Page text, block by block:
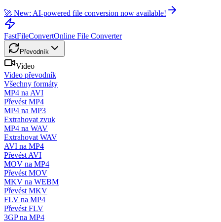
🚀 New: AI-powered file conversion now available!
FastFileConvertOnline File Converter
Převodník
Video
Video převodník
Všechny formáty
MP4 na AVI
Převést MP4
MP4 na MP3
Extrahovat zvuk
MP4 na WAV
Extrahovat WAV
AVI na MP4
Převést AVI
MOV na MP4
Převést MOV
MKV na WEBM
Převést MKV
FLV na MP4
Převést FLV
3GP na MP4